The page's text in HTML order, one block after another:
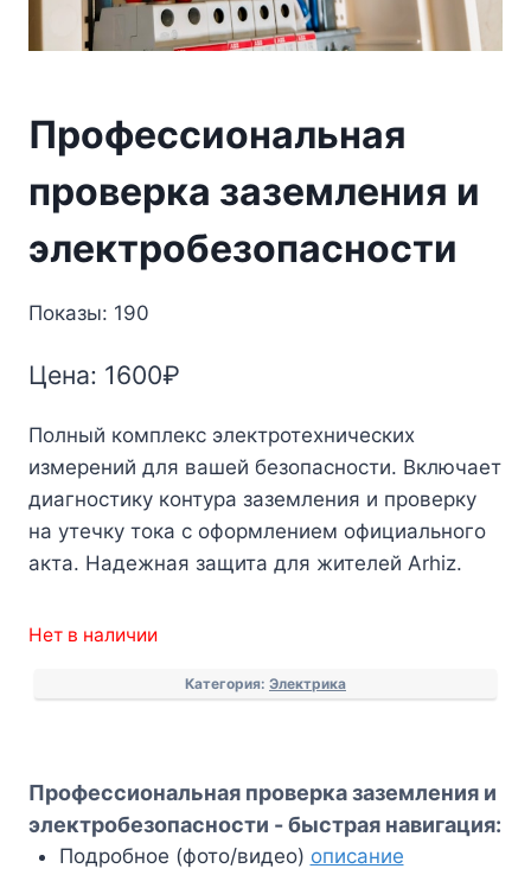
Профессиональная
проверка заземления и
электробезопасности
Показы: 190
Цена: 1600₽
Полный комплекс электротехнических
измерений для вашей безопасности. Включает
диагностику контура заземления и проверку
на утечку тока с оформлением официального
акта. Надежная защита для жителей Arhiz.
Нет в наличии
Категория: Электрика
Профессиональная проверка заземления и
электробезопасности - быстрая навигация:
Подробное (фото/видео) описание